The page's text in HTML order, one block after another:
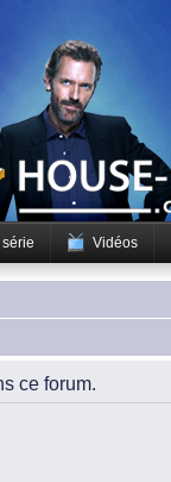
série Vidéos
ce forum.